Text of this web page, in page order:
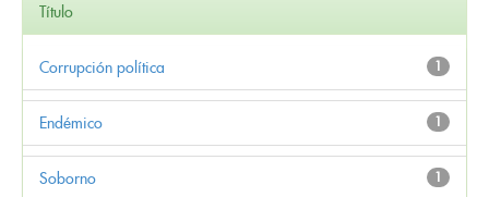
Título
1
Corrupción política
1
Endémico
1
Soborno